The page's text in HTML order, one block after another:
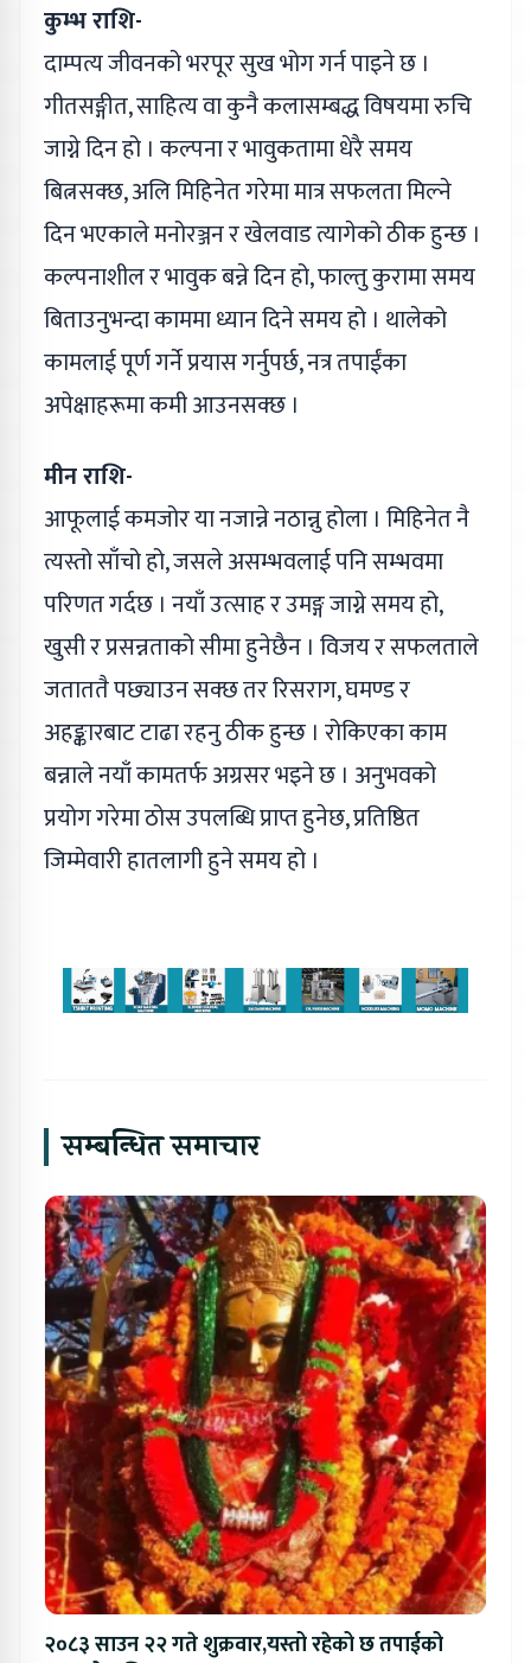
कुम्भ राशि-
दाम्पत्य जीवनको भरपूर सुख भोग गर्न पाइने छ ।
गीतसङ्गीत, साहित्य वा कुनै कलासम्बद्ध विषयमा रुचि
जाग्ने दिन हो । कल्पना र भावुकतामा धेरै समय
बित्नसक्छ, अलि मिहिनेत गरेमा मात्र सफलता मिल्ने
दिन भएकाले मनोरञ्जन र खेलवाड त्यागेको ठीक हुन्छ ।
कल्पनाशील र भावुक बन्ने दिन हो, फाल्तु कुरामा समय
बिताउनुभन्दा काममा ध्यान दिने समय हो । थालेको
कामलाई पूर्ण गर्ने प्रयास गर्नुपर्छ, नत्र तपाईंका
अपेक्षाहरूमा कमी आउनसक्छ ।
मीन राशि-
आफूलाई कमजोर या नजान्ने नठान्नु होला । मिहिनेत नै
त्यस्तो साँचो हो, जसले असम्भवलाई पनि सम्भवमा
परिणत गर्दछ । नयाँ उत्साह र उमङ्ग जाग्ने समय हो,
खुसी र प्रसन्नताको सीमा हुनेछैन । विजय र सफलताले
जताततै पछ्याउन सक्छ तर रिसराग, घमण्ड र
अहङ्कारबाट टाढा रहनु ठीक हुन्छ । रोकिएका काम
बन्नाले नयाँ कामतर्फ अग्रसर भइने छ । अनुभवको
प्रयोग गरेमा ठोस उपलब्धि प्राप्त हुनेछ, प्रतिष्ठित
जिम्मेवारी हातलागी हुने समय हो ।
सम्बन्धित समाचार
२०८३ साउन २२ गते शुक्रवार,यस्तो रहेको छ तपाईको